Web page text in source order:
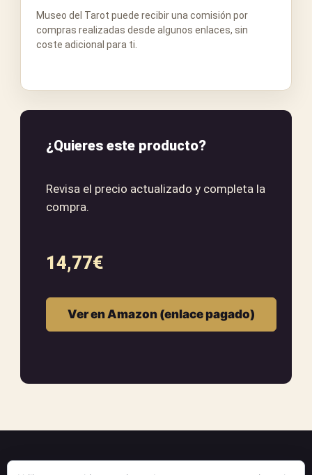
Museo del Tarot puede recibir una comisión por
compras realizadas desde algunos enlaces, sin
coste adicional para ti.
¿Quieres este producto?
Revisa el precio actualizado y completa la
compra.
14,77€
Ver en Amazon (enlace pagado)